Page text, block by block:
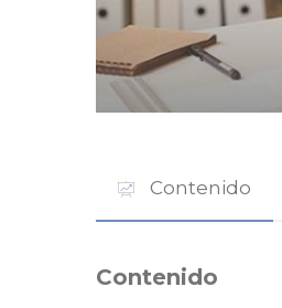
Contenido
Contenido